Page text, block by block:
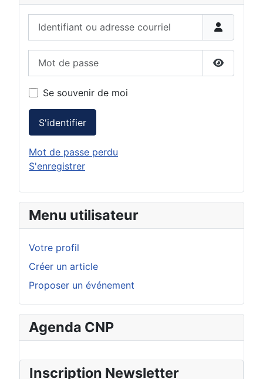
Afficher
Se souvenir de moi
S'identifier
Mot de passe perdu
S'enregistrer
Menu utilisateur
Votre profil
Créer un article
Proposer un événement
Agenda CNP
Inscription Newsletter